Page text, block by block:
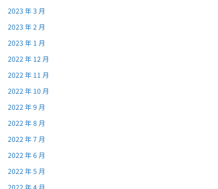
2023 年 3 月
2023 年 2 月
2023 年 1 月
2022 年 12 月
2022 年 11 月
2022 年 10 月
2022 年 9 月
2022 年 8 月
2022 年 7 月
2022 年 6 月
2022 年 5 月
2022 年 4 月